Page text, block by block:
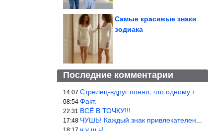
Самые красивые знаки
зодиака
Последние комментарии
14:07 Стрелец-вдруг понял, что одному то и жить легче.
08:54 Факт.
22:31 ВСЁ В ТОЧКУ!!!
17:48 ЧУШЬ! Каждый знак привлекателен! И среди Весов, Близнецов встреч